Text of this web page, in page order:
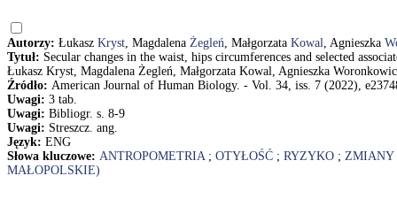
Autorzy: Łukasz Kryst, Magdalena Żegleń, Małgorzata Kowal, Agnieszka
Tytuł: Secular changes in the waist, hips circumferences and selected
Łukasz Kryst, Magdalena Żegleń, Małgorzata Kowal, Agnieszka
Źródło: American Journal of Human Biology. - Vol. 34, iss. 7 (2022),
Uwagi: 3 tab.
Uwagi: Bibliogr. s. 8-9
Uwagi: Streszcz. ang.
Język: ENG
Słowa kluczowe: ANTROPOMETRIA; OTYŁOŚĆ ; RYZYKO ; ZMIANY
MAŁOPOLSKIE)